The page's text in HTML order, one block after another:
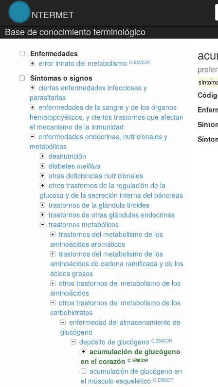
NTERMET
Base de conocimiento terminológico
Enfermedades
error innato del metabolismo C. EMCOR
Síntomas o signos
ciertas enfermedades infecciosas y
parasitarias
enfermedades de la sangre y de los órganos
hematopoyéticos, y ciertos trastornos que afectan
el mecanismo de la inmunidad
enfermedades endocrinas, nutricionales y
metabólicas
desnutrición
diabetes mellitus
otras deficiencias nutricionales
otros trastornos de la regulación de la
glucosa y de la secreción interna del páncreas
trastornos de la glándula tiroides
trastornos de otras glándulas endocrinas
trastornos metabólicos
trastornos del metabolismo de los
aminoácidos aromáticos
trastornos del metabolismo de los
aminoácidos de cadena ramificada y de los
ácidos grasos
otros trastornos del metabolismo de los
aminoácidos
otros trastornos del metabolismo de los
carbohidratos
enfermedad del almacenamiento de
glucógeno
depósito de glucógeno C. EMCOR
acumulación de glucógeno
en el corazón C. EMCOR
acumulación de glucógeno en
el músculo esquelético C. EMCOR